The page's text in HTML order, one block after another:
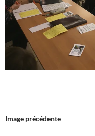
Image précédente